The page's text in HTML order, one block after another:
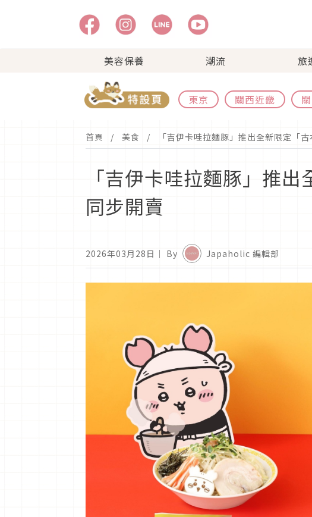
美容保養 潮流 旅
東京 關西近畿
首頁 美食 「吉伊卡哇拉麵豚」推出全新限定「
「吉伊卡哇拉麵豚」推
同步開賣
2026年03月28日 ｜ By Japaholic 編輯部